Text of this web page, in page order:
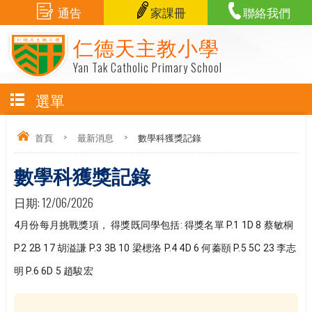
仁德天主教小學
Yan Tak Catholic Primary School
通告 家課冊 聯絡我們
選單
首頁 > 最新消息 > 數學科獲獎記錄
數學科獲獎記錄
日期:12/06/2026
4月份每月挑戰獎項， 得獎既同學包括: 得獎名單 P.1 1D 8 蔡敏桐
P.2 2B 17 胡溢謙 P.3 3B 10 梁楒洛 P.4 4D 6 何蓁頤 P.5 5C 23 李志
明 P.6 6D 5 趙駿宏